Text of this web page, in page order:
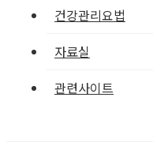
건강관리요법
자료실
관련사이트